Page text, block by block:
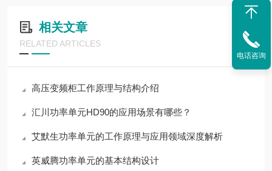
相关文章
RELATED ARTICLES
高压变频柜工作原理与结构介绍
汇川功率单元HD90的应用场景有哪些？
艾默生功率单元的工作原理与应用领域深度解析
英威腾功率单元的基本结构设计
电话咨询